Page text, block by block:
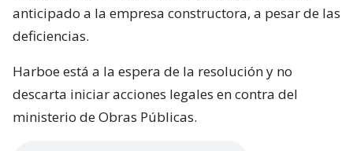
anticipado a la empresa constructora, a pesar de las
deficiencias.
Harboe está a la espera de la resolución y no
descarta iniciar acciones legales en contra del
ministerio de Obras Públicas.